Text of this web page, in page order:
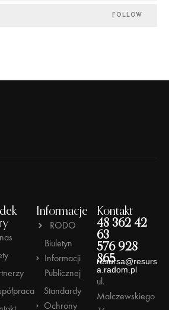
FOLLOW
Informacje
RODO
Biuletyn
Informacji
Publicznej
Standardy
Ochrony
Kontakt
48 362 42
63
576 928
865
resursa@resurs
a.radom.pl
ul.
Malczewskiego